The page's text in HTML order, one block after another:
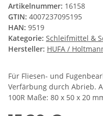
Artikelnummer: 16158
GTIN: 4007237095195
HAN: 9519
Kategorie: Schleifmittel &
Hersteller: HUFA /
Für Fliesen- und
Verfärbung durch Abrieb.
100R Maße: 80 x 50 x 20